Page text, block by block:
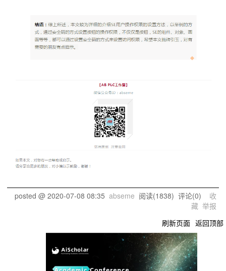
posted @ 2020-07-08 08:35 abseme 阅读(1838) 评论(0) 收
藏 举报
刷新页面 返回顶部